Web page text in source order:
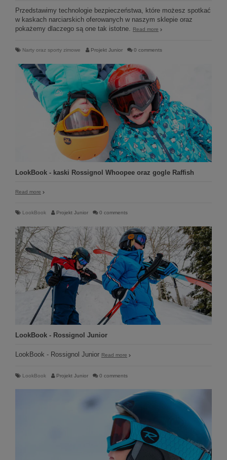
Przedstawimy technologie bezpieczeństwa, które możesz spotkać
w kaskach narciarskich oferowanych w naszym sklepie oraz
pokażemy dlaczego są one tak istotne.
Read more
Narty oraz sporty zimowe Projekt Junior 0 comments
LookBook - kaski Rossignol Whoopee oraz gogle Raffish
Read more
LookBook Projekt Junior 0 comments
LookBook - Rossignol Junior
LookBook - Rossignol Junior Read more
LookBook Projekt Junior 0 comments